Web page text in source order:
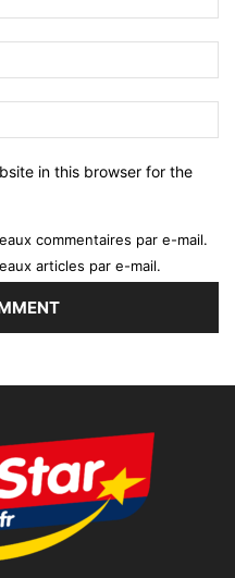
in this browser for the
commentaires par e-mail.
articles par e-mail.